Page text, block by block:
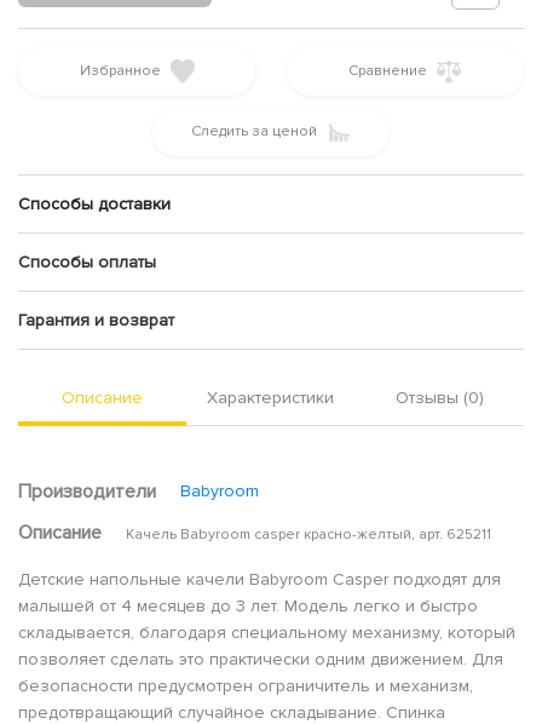
Избранное Сравнение
Следить за ценой
Способы доставки
Способы оплаты
Гарантия и возврат
Описание Характеристики Отзывы (0)
Производители Babyroom
Описание Качель Babyroom casper красно-желтый, арт. 625211
Детские напольные качели Babyroom Casper подходят для
малышей от 4 месяцев до 3 лет. Модель легко и быстро
складывается, благодаря специальному механизму, который
позволяет сделать это практически одним движением. Для
безопасности предусмотрен ограничитель и механизм,
предотвращающий случайное складывание. Спинка